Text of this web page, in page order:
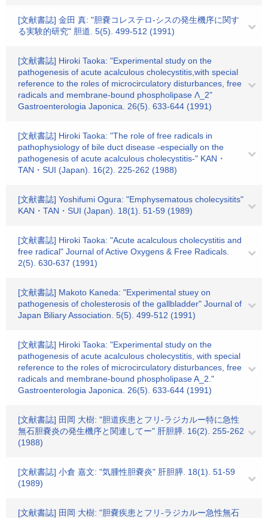
[文献書誌] 金田 真: "胆嚢コレステロ-シスの発生機序に関す
る実験的研究" 胆道. 5(5). 499-512 (1991)
[文献書誌] Hiroki Taoka: "Experimental study on the
pathogenesis of acute acalculous cholecystitis,with special
reference to the roles of microcirculatory disturbances, free
radicals and membrane-bound phospholipase Λ_2"
Gastroenterologia Japonica. 26(5). 633-644 (1991)
[文献書誌] Hiroki Taoka: "The role of free radicals in
pathophysiology of bile duct disease -especially on the
pathogenesis of acute acalculous cholecystitis-" KAN・
TAN・SUI (Japan). 16(2). 225-262 (1988)
[文献書誌] Yoshifumi Ogura: "Emphysematous cholecysitits"
KAN・TAN・SUI (Japan). 18(1). 51-59 (1989)
[文献書誌] Hiroki Taoka: "Acute acalculous cholecystitis and
free radical" Journal of Active Oxygens & Free Radicals.
2(5). 630-637 (1991)
[文献書誌] Makoto Kaneda: "Experimental stuey on
pathogenesis of cholesterosis of the gallbladder" Journal of
Japan Biliary Association. 5(5). 499-512 (1991)
[文献書誌] Hiroki Taoka: "Experimental study on the
pathogenesis of acute acalculous cholecystitis, with special
reference to the roles of microcirculatory disturbances, free
radicals and membrane-bound phospholipase A_2."
Gastroenterologia Japonica. 26(5). 633-644 (1991)
[文献書誌] 田岡 大樹: "胆道疾患とフリ-ラジカルー特に急性
無石胆嚢炎の発生機序と関連してー" 肝胆膵. 16(2). 255-262
(1988)
[文献書誌] 小倉 嘉文: "気腫性胆嚢炎" 肝胆膵. 18(1). 51-59
(1989)
[文献書誌] 田岡 大樹: "胆嚢疾患とフリ-ラジカルー急性無石